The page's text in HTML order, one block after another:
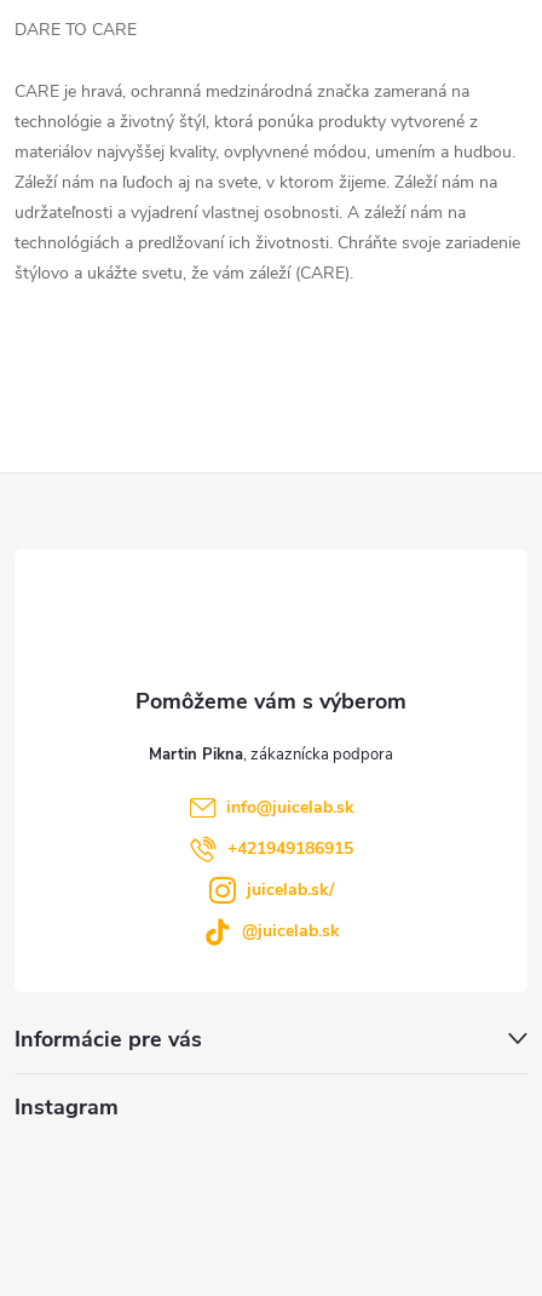
DARE TO CARE
CARE je hravá, ochranná medzinárodná značka zameraná na
technológie a životný štýl, ktorá ponúka produkty vytvorené z
materiálov najvyššej kvality, ovplyvnené módou, umením a hudbou.
Záleží nám na ľuďoch aj na svete, v ktorom žijeme. Záleží nám na
udržateľnosti a vyjadrení vlastnej osobnosti. A záleží nám na
technológiách a predlžovaní ich životnosti. Chráňte svoje zariadenie
štýlovo a ukážte svetu, že vám záleží (CARE).
Informácie pre vás
Martin Pikna
info@juicelab.sk
+421949186915
juicelab.sk/
@juicelab.sk
Instagram